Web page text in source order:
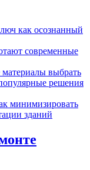
как осознанный
современные
выбрать
решения
минимизировать
зданий